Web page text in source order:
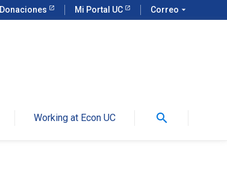
Donaciones Mi Portal UC Correo arrow_drop_down
Working at Econ UC search